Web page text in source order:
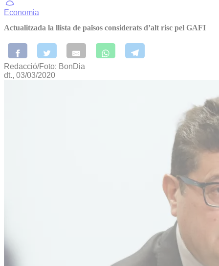
Economia
Actualitzada la llista de països considerats d’alt risc pel GAFI
Redacció/Foto: BonDia
dt., 03/03/2020